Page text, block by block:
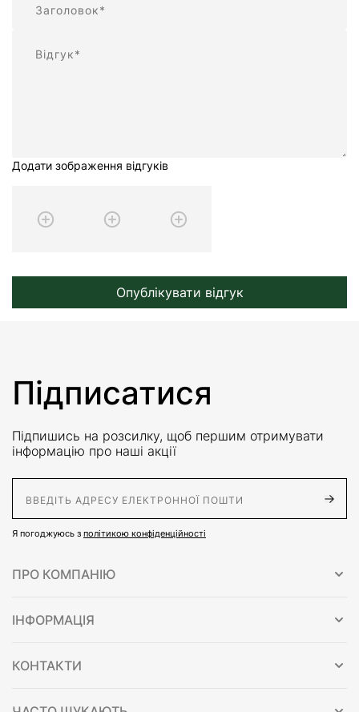
Додати зображення відгуків
Опублікувати відгук
Підписатися
Підпишись на розсилку, щоб першим отримувати
інформацію про наші акції
Я погоджуюсь з політикою конфіденційності
ПРО КОМПАНІЮ
ІНФОРМАЦІЯ
КОНТАКТИ